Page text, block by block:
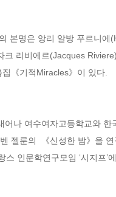
본명은 앙리 알방 푸르니
크 리비에르(Jacques
《기적Miracles》이 있다.
어나 여수여자고등학교와
벤 젤룬의  《신성한 밤》을
인문학연구모임 ‘시지프’